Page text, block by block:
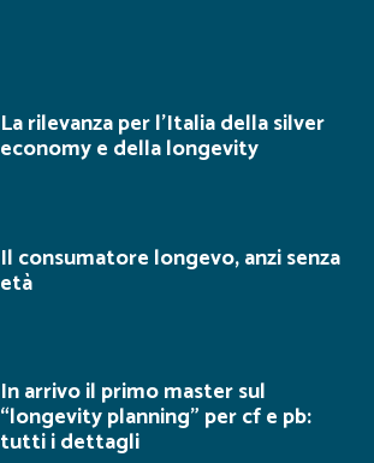
La rilevanza per l’Italia della silver
economy e della longevity
Il consumatore longevo, anzi senza
età
In arrivo il primo master sul
“longevity planning” per cf e pb:
tutti i dettagli